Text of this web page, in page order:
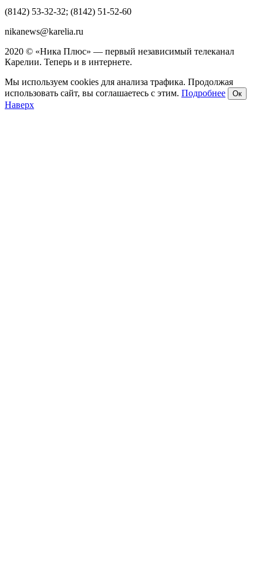
(8142) 53-32-32; (8142) 51-52-60
nikanews@karelia.ru
2020 © «Ника Плюс» — первый независимый телеканал
Карелии. Теперь и в интернете.
Мы используем cookies для анализа трафика. Продолжая
использовать сайт, вы соглашаетесь с этим. Подробнее Ок
Наверх